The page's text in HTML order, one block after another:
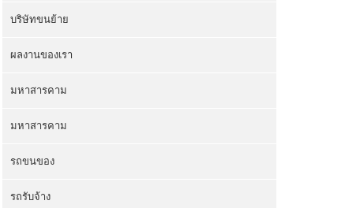
บริษัทขนย้าย
ผลงานของเรา
มหาสารคาม
มหาสารคาม
รถขนของ
รถรับจ้าง